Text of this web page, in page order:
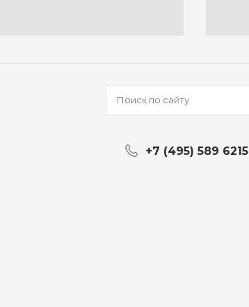
+7 (495) 589 6215